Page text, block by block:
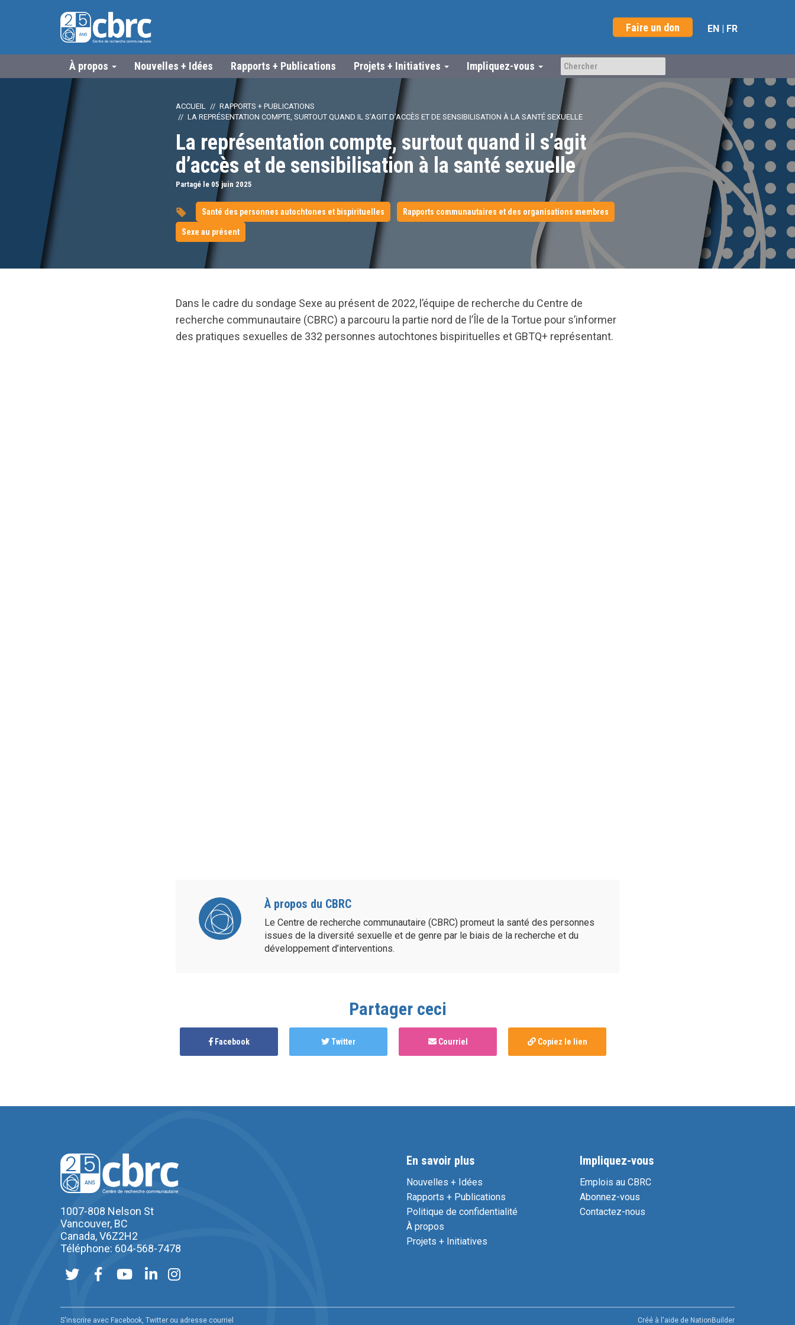
Faire un don EN | FR
À propos Nouvelles + Idées Rapports + Publications Projets + Initiatives Impliquez-vous
ACCUEIL
RAPPORTS + PUBLICATIONS
LA REPRÉSENTATION COMPTE, SURTOUT QUAND IL S’AGIT D’ACCÈS ET DE SENSIBILISATION À LA SANTÉ SEXUELLE
La représentation compte, surtout quand il s’agit
d’accès et de sensibilisation à la santé sexuelle
Partagé le 05 juin 2025
Santé des personnes autochtones et bispirituelles Rapports communautaires et des organisations membres
Sexe au présent
Dans le cadre du sondage Sexe au présent de 2022, l’équipe de recherche du Centre de
recherche communautaire (CBRC) a parcouru la partie nord de l’Île de la Tortue pour s’informer
des pratiques sexuelles de 332 personnes autochtones bispirituelles et GBTQ+ représentant.
À propos du CBRC
Le Centre de recherche communautaire (CBRC) promeut la santé des personnes
issues de la diversité sexuelle et de genre par le biais de la recherche et du
développement d’interventions.
Partager ceci
Facebook Twitter Courriel Copiez le lien
1007-808 Nelson St
Vancouver, BC
Canada, V6Z2H2
Téléphone: 604-568-7478
En savoir plus
Nouvelles + Idées
Rapports + Publications
Politique de confidentialité
À propos
Projets + Initiatives
Impliquez-vous
Emplois au CBRC
Abonnez-vous
Contactez-nous
S'inscrire avec Facebook, Twitter ou adresse courriel Créé à l'aide de NationBuilder